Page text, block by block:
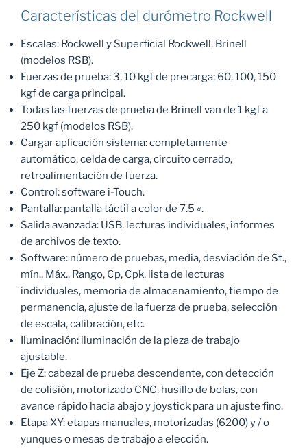
Características del durómetro Rockwell
Escalas: Rockwell y Superficial Rockwell, Brinell
(modelos RSB).
Fuerzas de prueba: 3, 10 kgf de precarga; 60, 100, 150
kgf de carga principal.
Todas las fuerzas de prueba de Brinell van de 1 kgf a
250 kgf (modelos RSB).
Cargar aplicación sistema: completamente
automático, celda de carga, circuito cerrado,
retroalimentación de fuerza.
Control: software i-Touch.
Pantalla: pantalla táctil a color de 7.5 «.
Salida avanzada: USB, lecturas individuales, informes
de archivos de texto.
Software: número de pruebas, media, desviación de St.,
mín., Máx., Rango, Cp, Cpk, lista de lecturas
individuales, memoria de almacenamiento, tiempo de
permanencia, ajuste de la fuerza de prueba, selección
de escala, calibración, etc.
Iluminación: iluminación de la pieza de trabajo
ajustable.
Eje Z: cabezal de prueba descendente, con detección
de colisión, motorizado CNC, husillo de bolas, con
avance rápido hacia abajo y joystick para un ajuste fino.
Etapa XY: etapas manuales, motorizadas (6200) y / o
yunques o mesas de trabajo a elección.